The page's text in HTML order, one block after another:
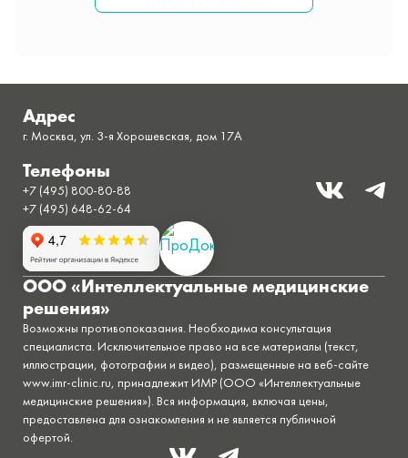
Адрес
г. Москва, ул. 3-я Хорошевская, дом 17A
Телефоны
+7 (495) 800-80-88
+7 (495) 648-62-64
ООО «Интеллектуальные медицинские
решения»
Возможны противопоказания. Необходима консультация
специалиста. Исключительное право на все материалы (текст,
иллюстрации, фотографии и видео), размещенные на веб-сайте
www.imr-clinic.ru, принадлежит ИМР (ООО «Интеллектуальные
медицинские решения»). Вся информация, включая цены,
предоставлена для ознакомления и не является публичной
офертой.